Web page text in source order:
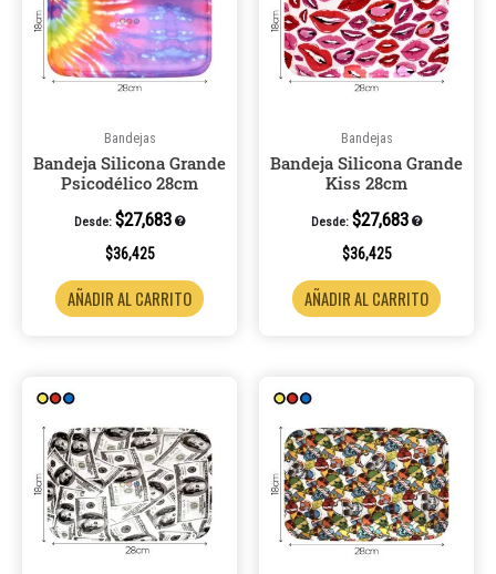
Bandejas
Bandeja Silicona Grande
Psicodélico 28cm
Desde: $27,683
$36,425
AÑADIR AL CARRITO
Bandejas
Bandeja Silicona Grande
Kiss 28cm
Desde: $27,683
$36,425
AÑADIR AL CARRITO